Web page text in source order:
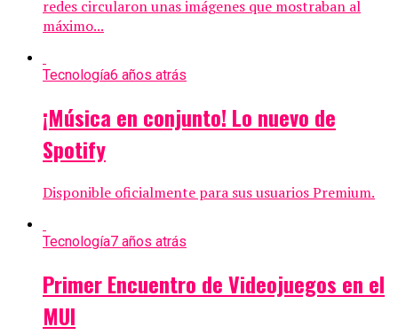
redes circularon unas imágenes que mostraban al
máximo...
Tecnología6 años atrás
¡Música en conjunto! Lo nuevo de
Spotify
Disponible oficialmente para sus usuarios Premium.
Tecnología7 años atrás
Primer Encuentro de Videojuegos en el
MUI